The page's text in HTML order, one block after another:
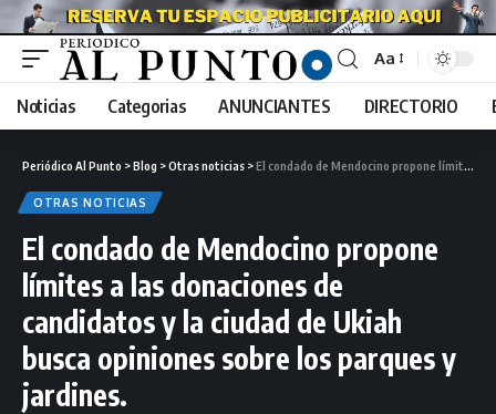
Aa
Noticias Categorias ANUNCIANTES DIRECTORIO
Periódico Al Punto >Blog >Otras noticias >El condado de Mendocino propone límites a las donaciones de candidatos y la ciudad de Ukiah busca opiniones sobre los parques y jardines.
OTRAS NOTICIAS
El condado de Mendocino propone
límites a las donaciones de
candidatos y la ciudad de Ukiah
busca opiniones sobre los parques y
jardines.